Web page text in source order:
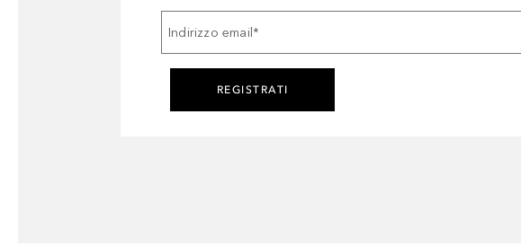
Indirizzo email *
REGISTRATI